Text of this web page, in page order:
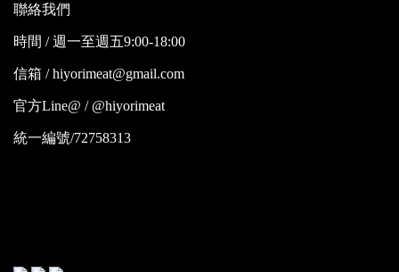
聯絡我們
時間 / 週一至週五9:00-18:00
信箱 / hiyorimeat@gmail.com
官方Line@ / @hiyorimeat
統一編號/72758313